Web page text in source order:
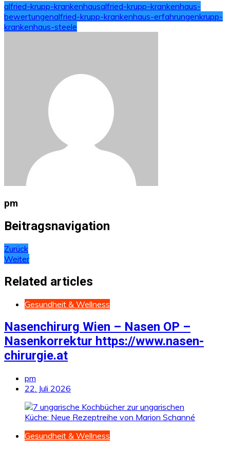
alfried-krupp-krankenhausalfried-krupp-krankenhaus-
bewertungenalfried-krupp-krankenhaus-erfahrungenkrupp-
krankenhaus-steele
pm
Beitragsnavigation
Zurück
Weiter
Related articles
Gesundheit & Wellness
Nasenchirurg Wien – Nasen OP –
Nasenkorrektur https://www.nasen-
chirurgie.at
pm
22. Juli 2026
Gesundheit & Wellness